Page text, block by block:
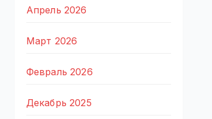
Апрель 2026
Март 2026
Февраль 2026
Декабрь 2025